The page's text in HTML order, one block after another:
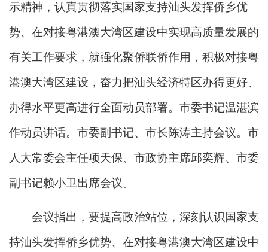
示精神，认真贯彻落实国家支持汕头发挥侨乡优
势、在对接粤港澳大湾区建设中实现高质量发展的
有关工作要求，就强化聚侨联侨作用，积极对接粤
港澳大湾区建设，奋力把汕头经济特区办得更好、
办得水平更高进行全面动员部署。市委书记温湛滨
作动员讲话。市委副书记、市长陈涛主持会议。市
人大常委会主任项天保、市政协主席邱奕辉、市委
副书记赖小卫出席会议。
会议指出，要提高政治站位，深刻认识国家支
持汕头发挥侨乡优势、在对接粤港澳大湾区建设中